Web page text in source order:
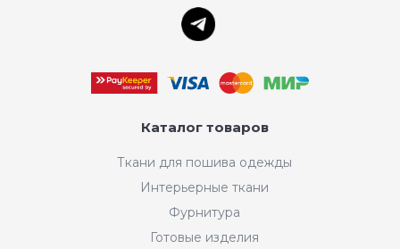
Каталог товаров
Ткани для пошива одежды
Интерьерные ткани
Фурнитура
Готовые изделия